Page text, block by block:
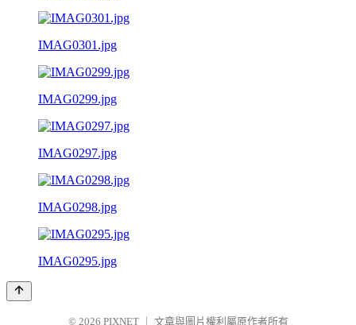
IMAG0301.jpg
IMAG0299.jpg
IMAG0297.jpg
IMAG0298.jpg
IMAG0295.jpg
© 2026 PIXNET 文章與圖片權利屬原作者所有